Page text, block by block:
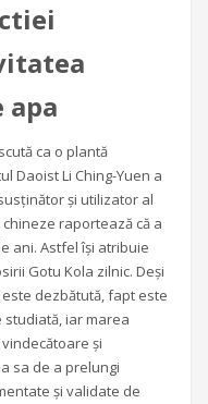
apa
ca o plantă
Daoist Li Ching-Yuen a
și utilizator al
raportează că a
ani. Astfel își atribuie
Gotu Kola zilnic. Deși
dezbătută, fapt este
studiată, iar marea
și
sa de a prelungi
și validate de